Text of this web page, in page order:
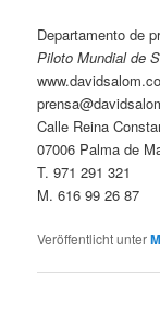
Departamento de
Piloto Mundial de
Calle Reina
07006 Palma de
T. 971 291 321
M. 616 99 26 87
Veröffentlicht unter